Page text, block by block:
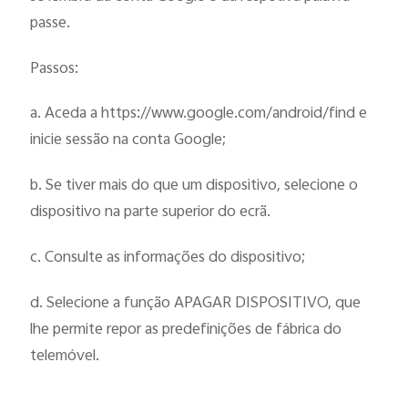
passe.
Passos:
a. Aceda a https://www.google.com/android/find e
inicie sessão na conta Google;
b. Se tiver mais do que um dispositivo, selecione o
dispositivo na parte superior do ecrã.
c. Consulte as informações do dispositivo;
d. Selecione a função APAGAR DISPOSITIVO, que
lhe permite repor as predefinições de fábrica do
telemóvel.